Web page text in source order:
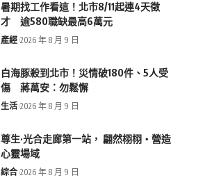
暑期找工作看這！北市8/11起連4天徵
才 逾580職缺最高6萬元
產經 2026 年 8 月 9 日
白海豚殺到北市！災情破180件、5人受
傷 蔣萬安：勿鬆懈
生活 2026 年 8 月 9 日
尊生·光合走廊第一站， 翩然栩栩・營造
心靈場域
綜合 2026 年 8 月 9 日